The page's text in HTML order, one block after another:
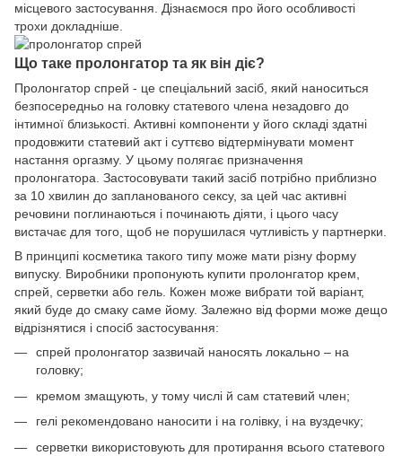
місцевого застосування. Дізнаємося про його особливості
трохи докладніше.
Що таке пролонгатор та як він діє?
Пролонгатор спрей - це спеціальний засіб, який наноситься
безпосередньо на головку статевого члена незадовго до
інтимної близькості. Активні компоненти у його складі здатні
продовжити статевий акт і суттєво відтермінувати момент
настання оргазму. У цьому полягає призначення
пролонгатора. Застосовувати такий засіб потрібно приблизно
за 10 хвилин до запланованого сексу, за цей час активні
речовини поглинаються і починають діяти, і цього часу
вистачає для того, щоб не порушилася чутливість у партнерки.
В принципі косметика такого типу може мати різну форму
випуску. Виробники пропонують купити пролонгатор крем,
спрей, серветки або гель. Кожен може вибрати той варіант,
який буде до смаку саме йому. Залежно від форми може дещо
відрізнятися і спосіб застосування:
спрей пролонгатор зазвичай наносять локально – на
головку;
кремом змащують, у тому числі й сам статевий член;
гелі рекомендовано наносити і на голівку, і на вуздечку;
серветки використовують для протирання всього статевого